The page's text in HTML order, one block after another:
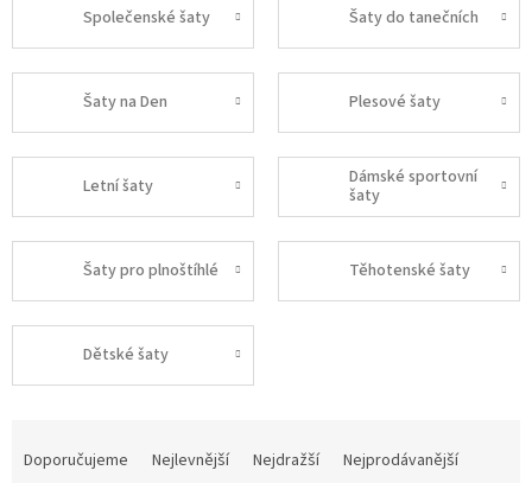
Společenské šaty Šaty do tanečních
Šaty na Den Plesové šaty
Letní šaty
Dámské sportovní
šaty
Šaty pro plnoštíhlé Těhotenské šaty
Dětské šaty
Doporučujeme Nejlevnější Nejdražší
Nejprodávanější